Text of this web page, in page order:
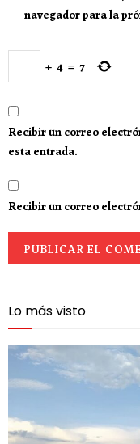
navegador para la
+ 4 = 7
Recibir un correo
esta entrada.
Recibir un correo
Lo más visto